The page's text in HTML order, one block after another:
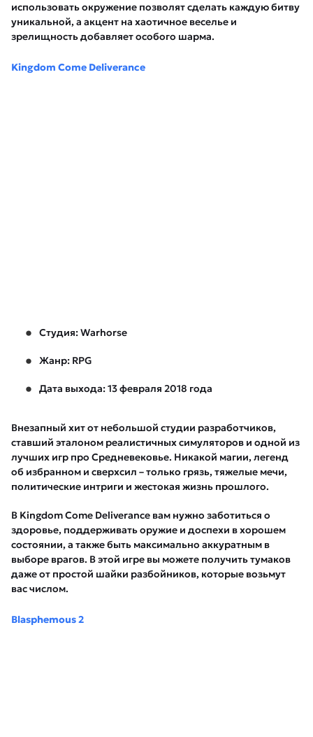
использовать окружение позволят сделать каждую битву
уникальной, а акцент на хаотичное веселье и
зрелищность добавляет особого шарма.
Kingdom Come Deliverance
Студия: Warhorse
Жанр: RPG
Дата выхода: 13 февраля 2018 года
Внезапный хит от небольшой студии разработчиков,
ставший эталоном реалистичных симуляторов и одной из
лучших игр про Средневековье. Никакой магии, легенд
об избранном и сверхсил – только грязь, тяжелые мечи,
политические интриги и жестокая жизнь прошлого.
В Kingdom Come Deliverance вам нужно заботиться о
здоровье, поддерживать оружие и доспехи в хорошем
состоянии, а также быть максимально аккуратным в
выборе врагов. В этой игре вы можете получить тумаков
даже от простой шайки разбойников, которые возьмут
вас числом.
Blasphemous 2